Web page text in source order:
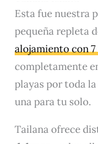
Esta fue nuestra
pequeña repleta
alojamiento con 7
completamente
playas por toda
una para tu solo.
Tailana ofrece